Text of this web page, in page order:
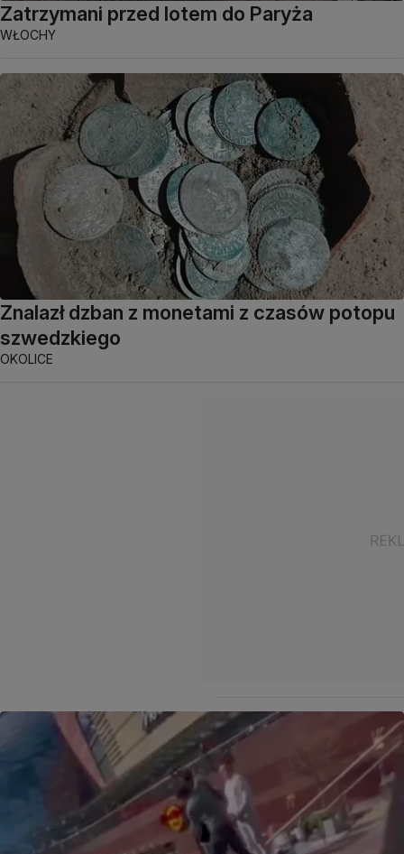
Zatrzymani przed lotem do Paryża
WŁOCHY
Znalazł dzban z monetami z czasów potopu
szwedzkiego
OKOLICE